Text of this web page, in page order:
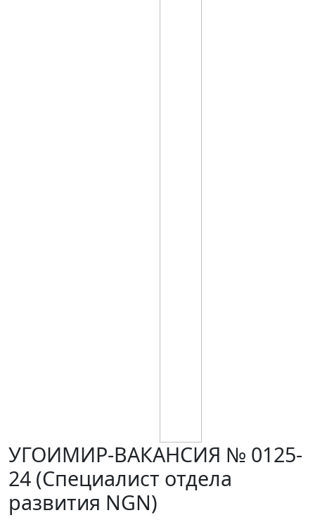
УГОИМИР-ВАКАНСИЯ № 0125-
24 (Специалист отдела
развития NGN)